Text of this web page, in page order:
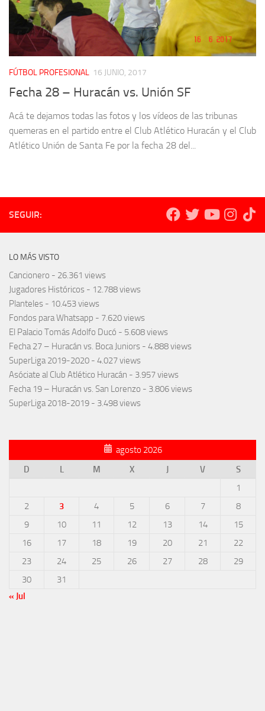
FÚTBOL PROFESIONAL 16 JUNIO, 2017
Fecha 28 – Huracán vs. Unión SF
Acá te dejamos todas las fotos y los vídeos de las tribunas
quemeras en el partido entre el Club Atlético Huracán y el Club
Atlético Unión de Santa Fe por la fecha 28 del...
SEGUIR:
LO MÁS VISTO
Cancionero - 26.361 views
Jugadores Históricos - 12.788 views
Planteles - 10.453 views
Fondos para Whatsapp - 7.620 views
El Palacio Tomás Adolfo Ducó - 5.608 views
Fecha 27 – Huracán vs. Boca Juniors - 4.888 views
SuperLiga 2019-2020 - 4.027 views
Asóciate al Club Atlético Huracán - 3.957 views
Fecha 19 – Huracán vs. San Lorenzo - 3.806 views
SuperLiga 2018-2019 - 3.498 views
agosto 2026
D
L M X J V
S
1
2
3 4 5 6 7
8
9
10 11 12 13 14
15
16
17 18 19 20 21
22
23
24 25 26 27 28
29
30
31
« Jul